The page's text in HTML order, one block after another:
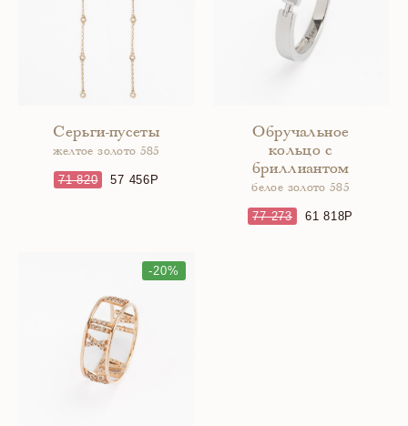
Серьги-пусеты
желтое золото 585
71 820 57 456
Обручальное
кольцо с
бриллиантом
белое золото 585
77 273 61 818
-20%